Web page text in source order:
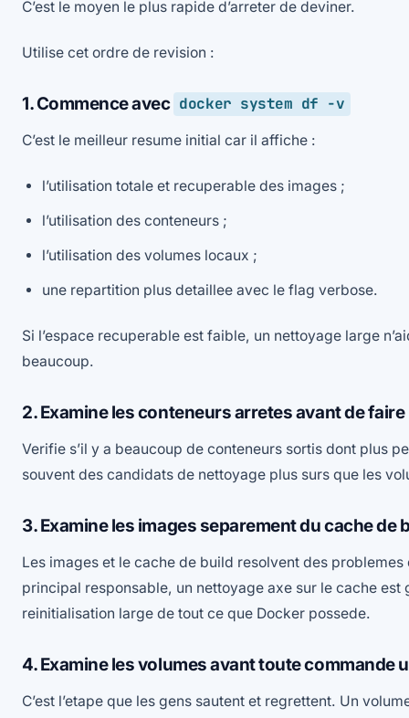
C’est le moyen le plus rapide d’arreter de deviner.
Utilise cet ordre de revision :
1. Commence avec docker system df -v
C’est le meilleur resume initial car il affiche :
l’utilisation totale et recuperable des images ;
l’utilisation des conteneurs ;
l’utilisation des volumes locaux ;
une repartition plus detaillee avec le flag verbose.
Si l’espace recuperable est faible, un nettoyage large
beaucoup.
2. Examine les conteneurs arretes avant de
Verifie s’il y a beaucoup de conteneurs sortis dont plus
souvent des candidats de nettoyage plus surs que les
3. Examine les images separement du cache de
Les images et le cache de build resolvent des
principal responsable, un nettoyage axe sur le cache est
reinitialisation large de tout ce que Docker possede.
4. Examine les volumes avant toute commande
C’est l’etape que les gens sautent et regrettent. Un